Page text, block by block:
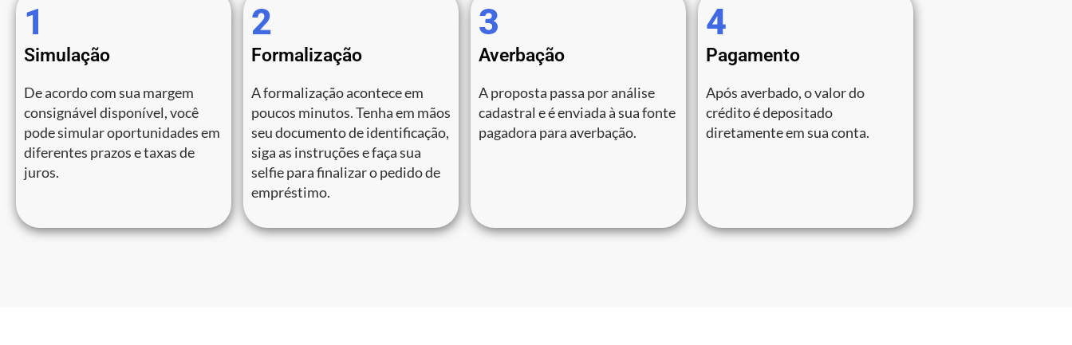
1
Simulação
De acordo com sua margem
consignável disponível, você
pode simular oportunidades em
diferentes prazos e taxas de
juros.
2
Formalização
A formalização acontece em
poucos minutos. Tenha em mãos
seu documento de identificação,
siga as instruções e faça sua
selfie para finalizar o pedido de
empréstimo.
3
Averbação
A proposta passa por análise
cadastral e é enviada à sua fonte
pagadora para averbação.
4
Pagamento
Após averbado, o valor do
crédito é depositado
diretamente em sua conta.